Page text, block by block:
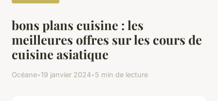
bons plans cuisine : les
meilleures offres sur les cours de
cuisine asiatique
Océane•19 janvier 2024•5 min de lecture